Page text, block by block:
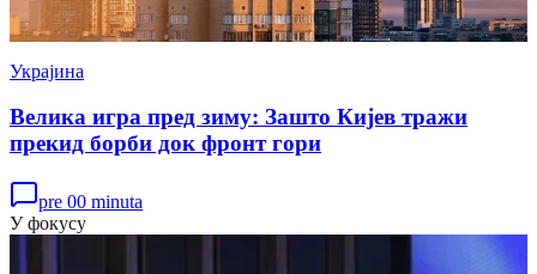
Украјина
Велика игра пред зиму: Зашто Кијев тражи
прекид борби док фронт гори
pre 00 minuta
У фокусу